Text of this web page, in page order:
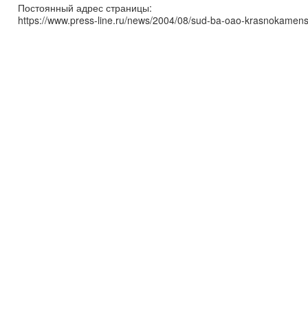
Постоянный адрес страницы:
https://www.press-line.ru/news/2004/08/sud-ba-oao-